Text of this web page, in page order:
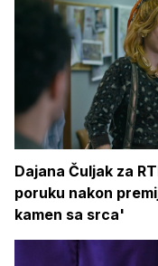
Dajana Čuljak za
poruku nakon
kamen sa srca'